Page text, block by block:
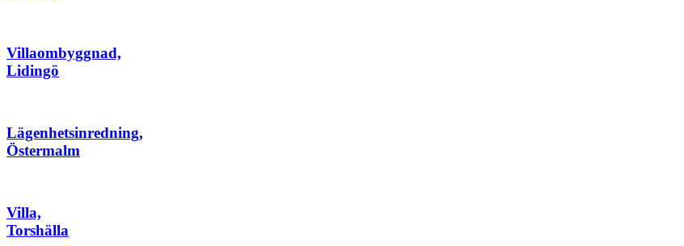
Villaombyggnad,
Lidingö
Lägenhetsinredning,
Östermalm
Villa,
Torshälla